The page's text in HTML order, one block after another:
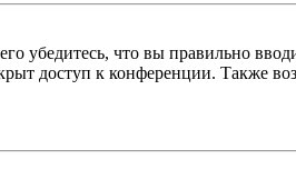
убедитесь, что вы правильно
доступ к конференции. Также